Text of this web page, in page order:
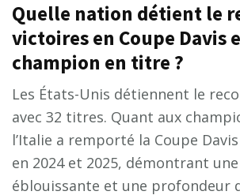
Quelle nation détient le
victoires en Coupe Davis
champion en titre ?
Les États-Unis détiennent le
avec 32 titres. Quant aux
l’Italie a remporté la Coupe
en 2024 et 2025, démontrant
éblouissante et une profondeur